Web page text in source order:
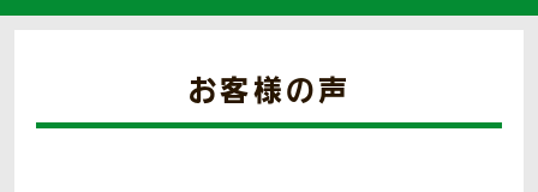
お客様の声